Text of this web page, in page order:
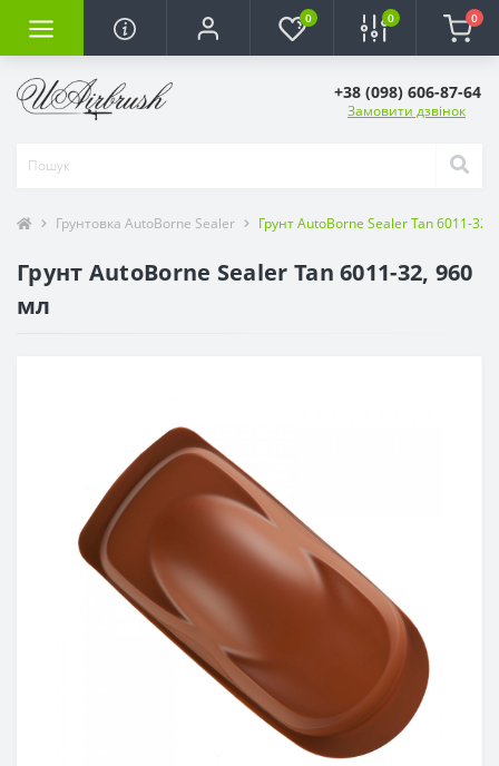
0 0 0
+38 (098) 606-87-64
Замовити дзвінок
Грунтовка AutoBorne Sealer Грунт AutoBorne Sealer Tan 6011-32,
Грунт AutoBorne Sealer Tan 6011-32, 960
мл